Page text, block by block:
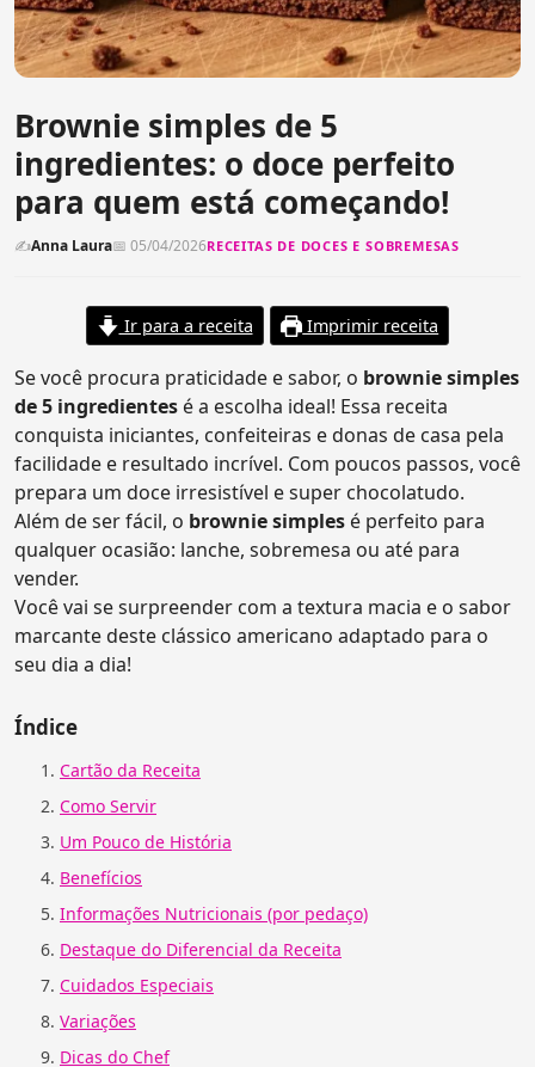
Brownie simples de 5
ingredientes: o doce perfeito
para quem está começando!
✍Anna Laura📅 05/04/2026RECEITAS DE DOCES E SOBREMESAS
Ir para a receita Imprimir receita
Se você procura praticidade e sabor, o brownie simples
de 5 ingredientes é a escolha ideal! Essa receita
conquista iniciantes, confeiteiras e donas de casa pela
facilidade e resultado incrível. Com poucos passos, você
prepara um doce irresistível e super chocolatudo.
Além de ser fácil, o brownie simples é perfeito para
qualquer ocasião: lanche, sobremesa ou até para
vender.
Você vai se surpreender com a textura macia e o sabor
marcante deste clássico americano adaptado para o
seu dia a dia!
Índice
Cartão da Receita
Como Servir
Um Pouco de História
Benefícios
Informações Nutricionais (por pedaço)
Destaque do Diferencial da Receita
Cuidados Especiais
Variações
Dicas do Chef